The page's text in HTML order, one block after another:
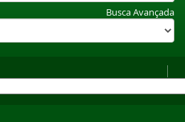
Busca Avançada